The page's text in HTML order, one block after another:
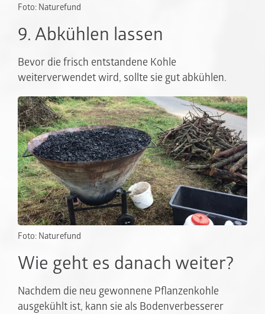
Foto: Naturefund
9. Abkühlen lassen
Bevor die frisch entstandene Kohle
weiterverwendet wird, sollte sie gut abkühlen.
Foto: Naturefund
Wie geht es danach weiter?
Nachdem die neu gewonnene Pflanzenkohle
ausgekühlt ist, kann sie als Bodenverbesserer